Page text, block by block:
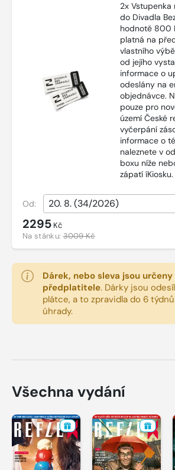
2x Vstupenka
do Divadla
hodnotě 800
platná na
vlastního
od jejího
informace o
odeslány na
objednávce.
pouze pro
území České
vyčerpání
informace o
naleznete v
boxu níže
zápatí íKiosku.
Od:
2295 Kč
Na stánku:3009 Kč
Dárek, nebo sleva jsou
předplatitele. Dárky jsou
plátce, a to zpravidla do 6
úhrady.
Všechna vydání